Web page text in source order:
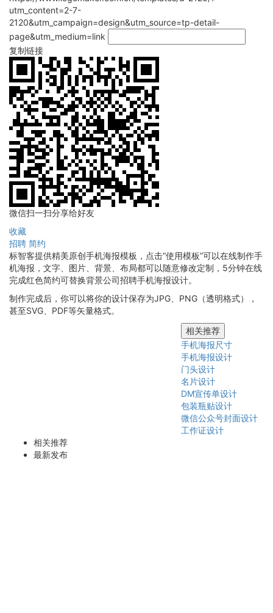
utm_content=2-7-
2120&utm_campaign=design&utm_source=tp-detail-
page&utm_medium=link
复制链接
微信扫一扫分享给好友
收藏
招聘 简约
标智客提供精美原创手机海报模板，点击“使用模板”可以在线制作手
机海报，文字、图片、背景、布局都可以随意修改定制，5分钟在线
完成红色简约可替换背景公司招聘手机海报设计。
制作完成后，你可以将你的设计保存为JPG、PNG（透明格式），
甚至SVG、PDF等矢量格式。
相关推荐
手机海报尺寸
手机海报设计
门头设计
名片设计
DM宣传单设计
包装瓶贴设计
微信公众号封面设计
工作证设计
相关推荐
最新发布